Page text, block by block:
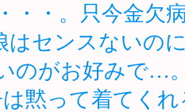
・・。只今金欠
はセンスないの
のがお好みで…
黙って着てく